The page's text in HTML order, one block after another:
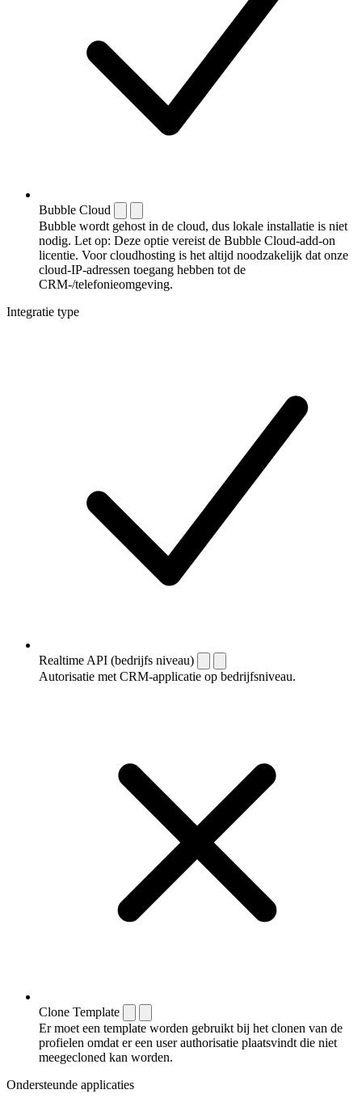
Bubble Cloud
Bubble wordt gehost in de cloud, dus lokale installatie is niet
nodig. Let op: Deze optie vereist de Bubble Cloud-add-on
licentie. Voor cloudhosting is het altijd noodzakelijk dat onze
cloud-IP-adressen toegang hebben tot de
CRM-/telefonieomgeving.
Integratie type
Realtime API (bedrijfs niveau)
Autorisatie met CRM-applicatie op bedrijfsniveau.
Clone Template
Er moet een template worden gebruikt bij het clonen van de
profielen omdat er een user authorisatie plaatsvindt die niet
meegecloned kan worden.
Ondersteunde applicaties